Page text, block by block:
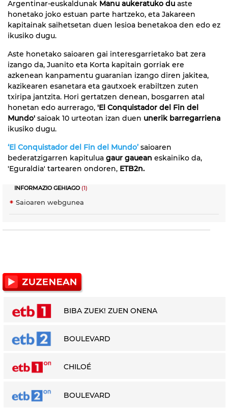
Argentinar-euskaldunak Manu aukeratuko du aste
honetako joko estuan parte hartzeko, eta Jakareen
kapitainak saihetsetan duen lesioa benetakoa den edo ez
ikusiko dugu.
Aste honetako saioaren gai interesgarrietako bat zera
izango da, Juanito eta Korta kapitain gorriak ere
azkenean kanpamentu guaranian izango diren jakitea,
kazikearen esanetara eta gautxoek erabiltzen zuten
txiripa jantzita. Hori gertatzen denean, bosgarren atal
honetan edo aurrerago, 'El Conquistador del Fin del
Mundo' saioak 10 urteotan izan duen unerik barregarriena
ikusiko dugu.
‘El Conquistador del Fin del Mundo’ saioaren
bederatzigarren kapitulua gaur gauean eskainiko da,
'Eguraldia' tartearen ondoren, ETB2n.
INFORMAZIO GEHIAGO(1)
Saioaren webgunea
BIBA ZUEK! ZUEN ONENA
BOULEVARD
CHILOÉ
BOULEVARD